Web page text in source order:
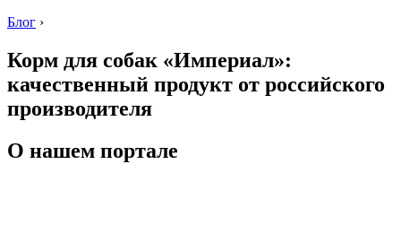
Блог ›
Корм для собак «Империал»:
качественный продукт от российского
производителя
О нашем портале